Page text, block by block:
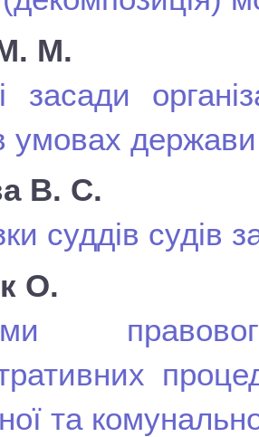
М.
засади
умовах
В. С.
суддів судів
О.
та